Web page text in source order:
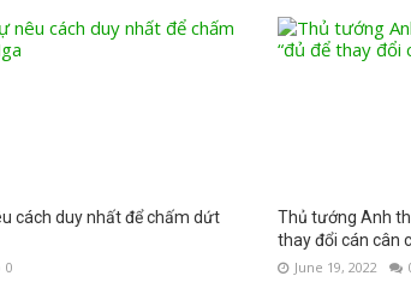
cách duy nhất để chấm dứt
0
Thủ tướng Anh
thay đổi cán cân
June 19, 2022